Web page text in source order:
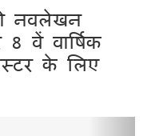
नवलेखन
8 वें वार्षिक
के लिए